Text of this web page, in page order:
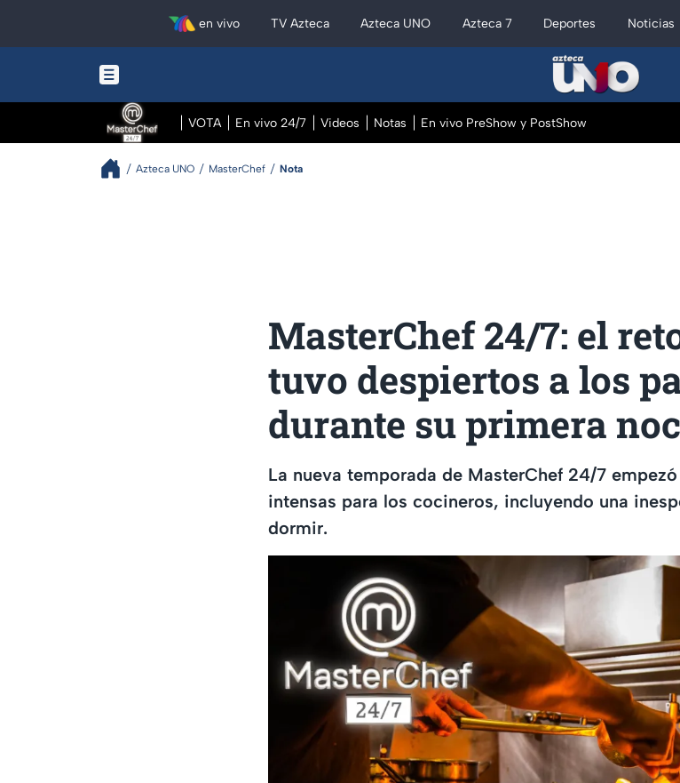
en vivo TV Azteca Azteca UNO Azteca 7 Deportes Noticias
VOTA En vivo 24/7 Videos Notas En vivo PreShow y PostShow
Azteca UNO MasterChef Nota
MasterChef 24/7: el
tuvo despiertos a los
durante su primera
La nueva temporada de MasterChef 24/7
intensas para los cocineros, incluyendo una
dormir.